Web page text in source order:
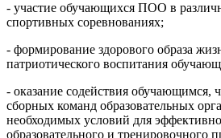
- участие обучающихся ПОО в
спортивных соревнованиях;
- формирование здорового образа
патриотического воспитания
- оказание содействия обучающимся,
сборных команд образовательных
необходимых условий для
образовательного и тренировочного